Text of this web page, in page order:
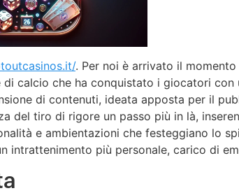
. Per noi è arrivato il
calcio che ha conquistato i giocatori con
di contenuti, ideata apposta per il
del tiro di rigore un passo più in là,
e ambientazioni che festeggiano lo
intrattenimento più personale, carico di